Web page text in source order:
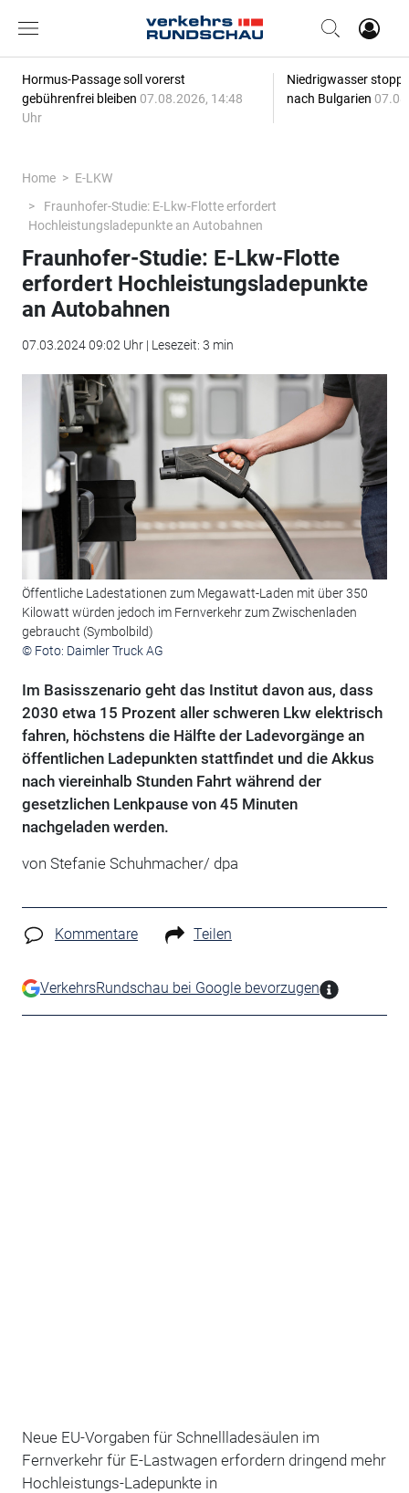
Hormus-Passage soll vorerst
gebührenfrei bleiben 07.08.2026, 14:48
Uhr
Niedrigwasser
nach Bulgarien
Home
E-LKW
Fraunhofer-Studie: E-Lkw-Flotte erfordert
Hochleistungsladepunkte an Autobahnen
Fraunhofer-Studie: E-Lkw-Flotte
erfordert Hochleistungsladepunkte
an Autobahnen
07.03.2024 09:02 Uhr | Lesezeit: 3 min
Öffentliche Ladestationen zum Megawatt-Laden mit über 350
Kilowatt würden jedoch im Fernverkehr zum Zwischenladen
gebraucht (Symbolbild)
© Foto: Daimler Truck AG
Im Basisszenario geht das Institut davon aus, dass
2030 etwa 15 Prozent aller schweren Lkw elektrisch
fahren, höchstens die Hälfte der Ladevorgänge an
öffentlichen Ladepunkten stattfindet und die Akkus
nach viereinhalb Stunden Fahrt während der
gesetzlichen Lenkpause von 45 Minuten
nachgeladen werden.
von Stefanie Schuhmacher/ dpa
Kommentare Teilen
VerkehrsRundschau bei Google bevorzugen
Neue EU-Vorgaben für Schnellladesäulen im
Fernverkehr für E-Lastwagen erfordern dringend mehr
Hochleistungs-Ladepunkte in